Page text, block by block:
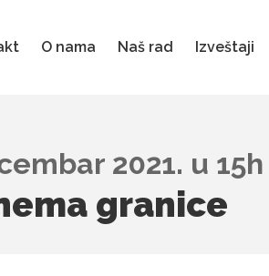
O nama Naš rad Izveštaji
2021. u 15h
granice